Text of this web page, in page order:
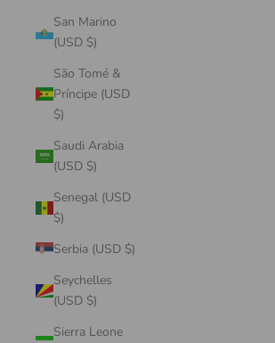
San Marino
(USD $)
São Tomé &
Príncipe (USD
$)
Saudi Arabia
(USD $)
Senegal (USD
$)
Serbia (USD $)
Seychelles
(USD $)
Sierra Leone